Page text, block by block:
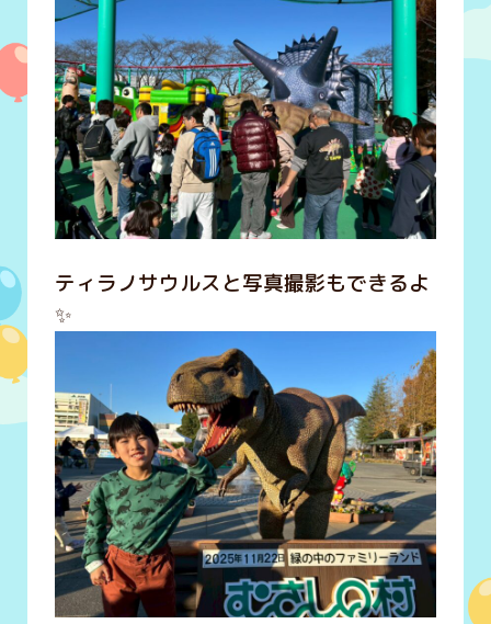
ティラノサウルスと写真撮影もできるよ
✨